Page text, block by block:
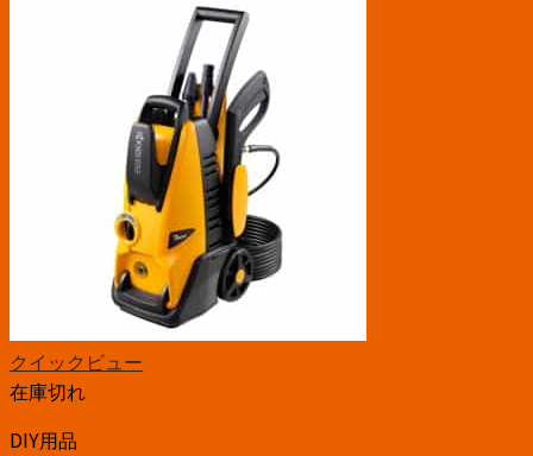
クイックビュー
在庫切れ
DIY用品